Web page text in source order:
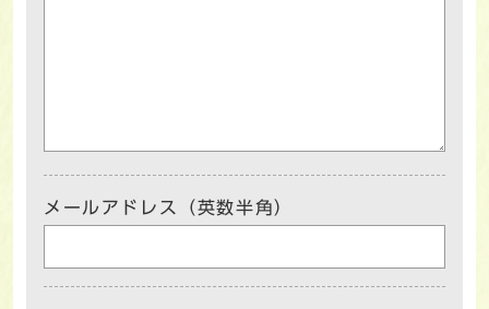
メールアドレス（英数半角）